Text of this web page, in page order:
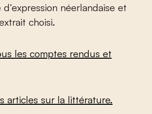
néerlandaise et
choisi.
les comptes rendus et
articles sur la littérature.